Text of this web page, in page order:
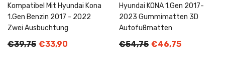
Kompatibel Mit Hyundai Kona
1.Gen Benzin 2017 - 2022
Zwei Ausbuchtung
€39,75 €33,90
Hyundai KONA 1.Gen 2017-
2023 Gummimatten 3D
Autofußmatten
€54,75 €46,75